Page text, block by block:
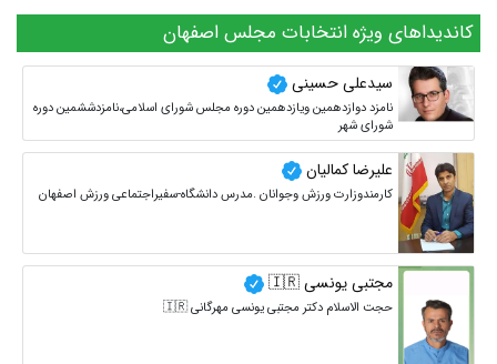
کاندیداهای ویژه انتخابات مجلس اصفهان
سیدعلی حسینی
نامزد دوازدهمین ویازدهمین دوره مجلس شورای اسلامی،نامزدششمین دوره
شورای شهر
علیرضا کمالیان
کارمندوزارت ورزش وجوانان .مدرس دانشگاه-سفیراجتماعی ورزش اصفهان
مجتبی یونسی 🇮🇷
حجت الاسلام دکتر مجتبی یونسی مهرگانی 🇮🇷